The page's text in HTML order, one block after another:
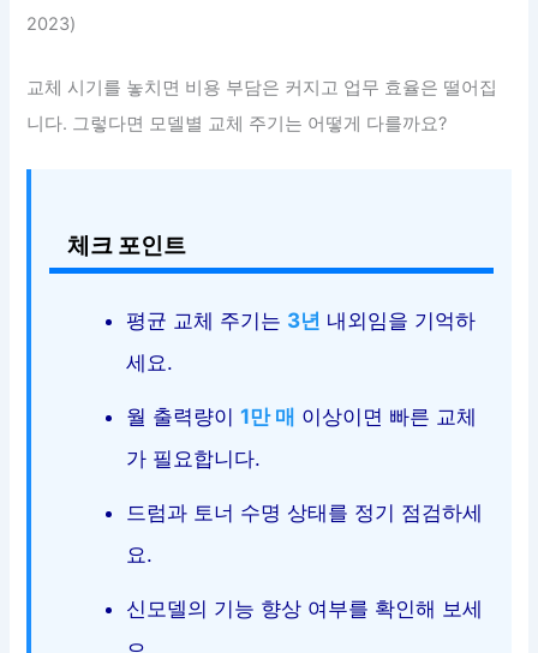
2023)
교체 시기를 놓치면 비용 부담은 커지고 업무 효율은 떨어집
니다. 그렇다면 모델별 교체 주기는 어떻게 다를까요?
체크 포인트
평균 교체 주기는 3년 내외임을 기억하
세요.
월 출력량이1만 매 이상이면 빠른 교체
가 필요합니다.
드럼과 토너 수명 상태를 정기 점검하세
요.
신모델의 기능 향상 여부를 확인해 보세